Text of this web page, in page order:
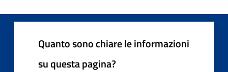
Quanto sono chiare le informazioni
su questa pagina?